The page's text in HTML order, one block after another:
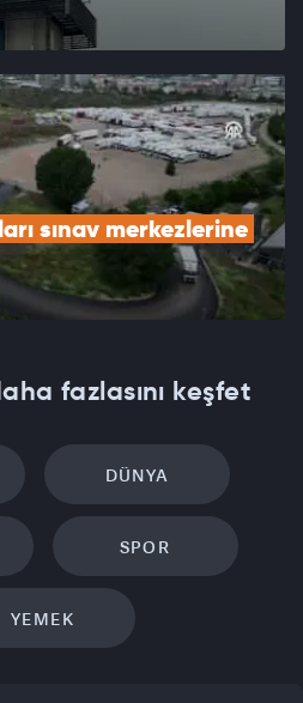
sınav merkezlerine
fazlasını keşfet
DÜNYA
SPOR
YEMEK